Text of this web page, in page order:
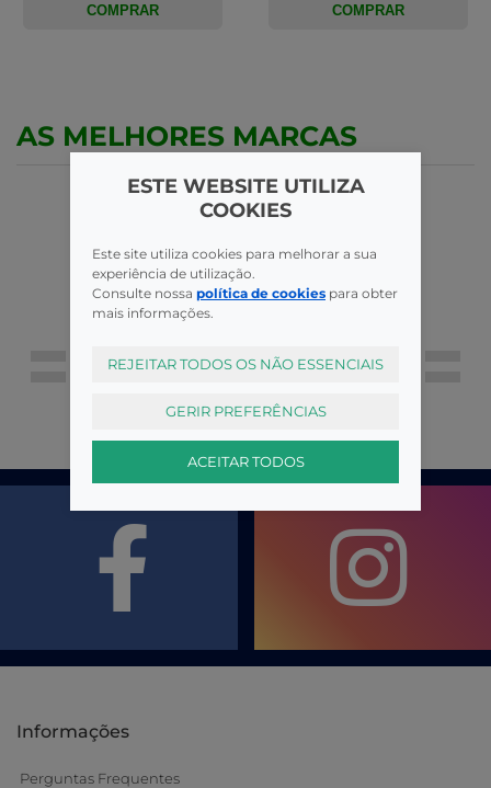
COMPRAR COMPRAR
AS MELHORES MARCAS
Informações
Perguntas Frequentes
ESTE WEBSITE UTILIZA
COOKIES
Este site utiliza cookies para melhorar a sua
experiência de utilização.
Consulte nossa política de cookies para obter
mais informações.
REJEITAR TODOS OS NÃO ESSENCIAIS
GERIR PREFERÊNCIAS
ACEITAR TODOS